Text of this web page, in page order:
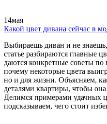
14мая
Какой цвет дивана сейчас в
Выбираешь диван и не
статье разбираются главные
даются конкретные советы по
почему некоторые цвета
но и для жизни. Объясняем,
деталями квартиры, чтобы
Делимся примерами удачных
подсказываем, чего стоит